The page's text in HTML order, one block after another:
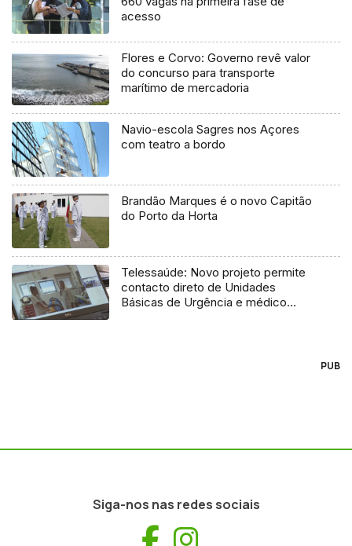
acesso
Flores e Corvo: Governo revê valor
do concurso para transporte
marítimo de mercadoria
Navio-escola Sagres nos Açores
com teatro a bordo
Brandão Marques é o novo Capitão
do Porto da Horta
Telessaúde: Novo projeto permite
contacto direto de Unidades
Básicas de Urgência e médico
PUB
Siga-nos nas redes sociais